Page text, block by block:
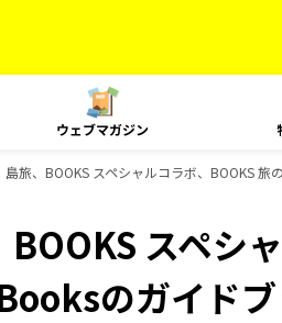
ウェブマガジン
島旅、BOOKS スペシャルコラボ、BOOKS
スペシ
のガイド